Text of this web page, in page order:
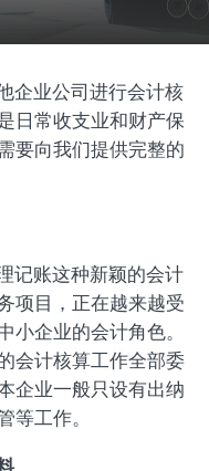
企业公司进行会计核
日常收支业和财产保
要向我们提供完整的
记账这种新颖的会计
项目，正在越来越受
小企业的会计角色。
会计核算工作全部委
企业一般只设有出纳
等工作。